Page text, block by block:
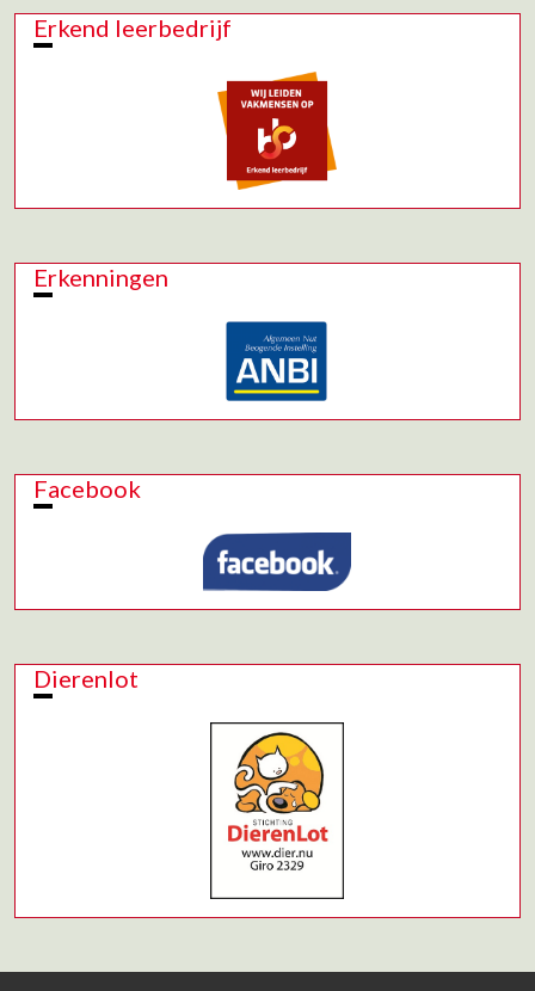
Erkend leerbedrijf
Erkenningen
Facebook
Dierenlot